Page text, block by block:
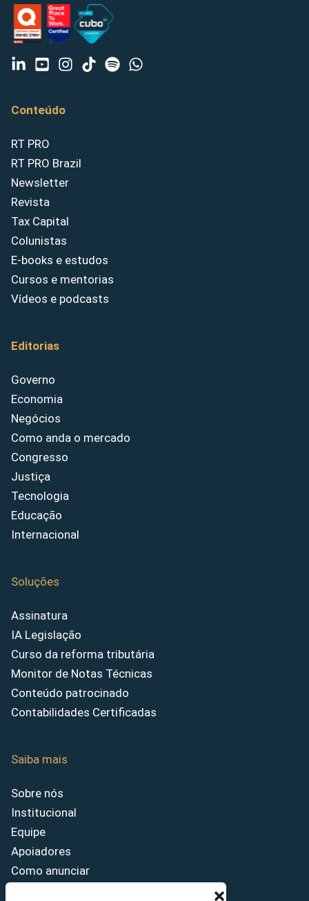
Conteúdo
RT PRO
RT PRO Brazil
Newsletter
Revista
Tax Capital
Colunistas
E-books e estudos
Cursos e mentorias
Vídeos e podcasts
Editorias
Governo
Economia
Negócios
Como anda o mercado
Congresso
Justiça
Tecnologia
Educação
Internacional
Soluções
Assinatura
IA Legislação
Curso da reforma tributária
Monitor de Notas Técnicas
Conteúdo patrocinado
Contabilidades Certificadas
Saiba mais
Sobre nós
Institucional
Equipe
Apoiadores
Como anunciar